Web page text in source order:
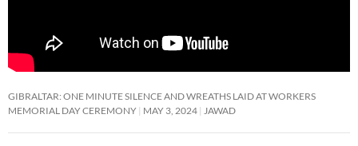
GIBRALTAR: ONE MINUTE SILENCE AND WREATHS LAID AT WORKERS
MEMORIAL DAY CEREMONY MAY 3, 2024 JAWAD